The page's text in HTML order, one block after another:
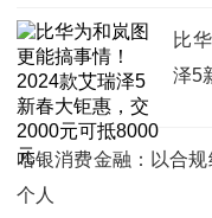
比
泽5
哈银消费金融：以合
个人